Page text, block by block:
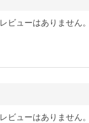
レビューはありません。
レビューはありません。